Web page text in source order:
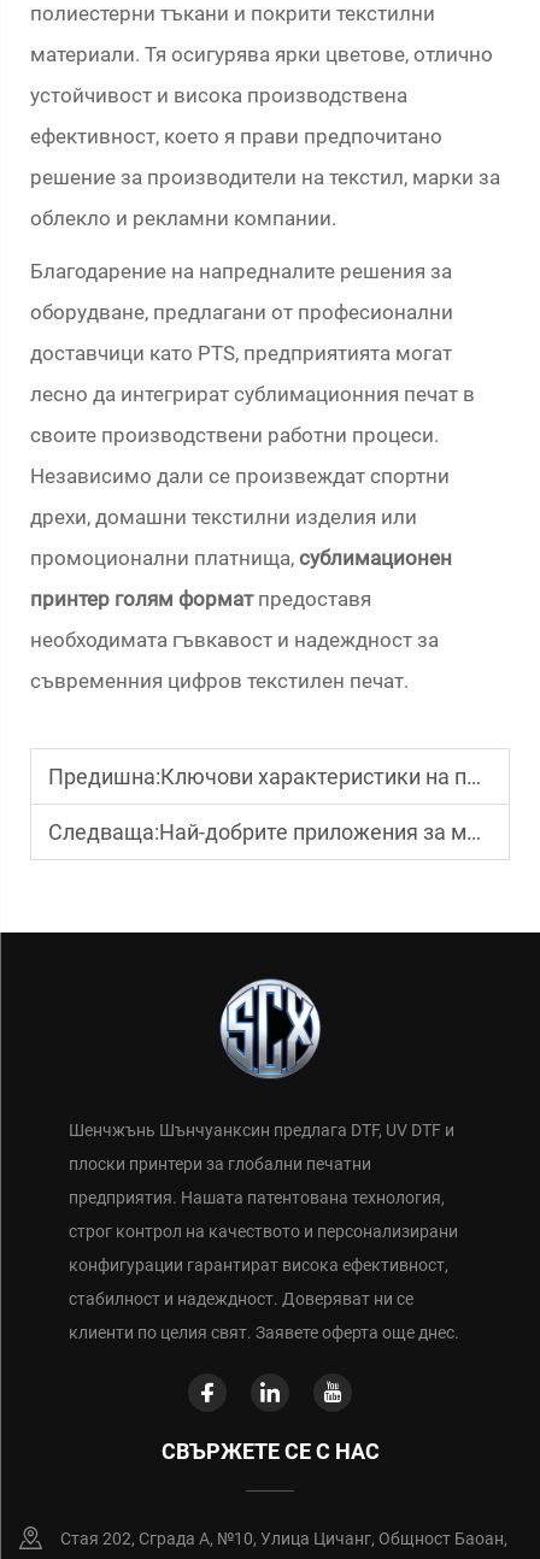
полиестерни тъкани и покрити текстилни
материали. Тя осигурява ярки цветове, отлично
устойчивост и висока производствена
ефективност, което я прави предпочитано
решение за производители на текстил, марки за
облекло и рекламни компании.
Благодарение на напредналите решения за
оборудване, предлагани от професионални
доставчици като PTS, предприятията могат
лесно да интегрират сублимационния печат в
своите производствени работни процеси.
Независимо дали се произвеждат спортни
дрехи, домашни текстилни изделия или
промоционални платнища, сублимационен
принтер голям формат предоставя
необходимата гъвкавост и надеждност за
съвременния цифров текстилен печат.
Предишна:Ключови характеристики на принтер за вълнообразни кутии
Следваща:Най-добрите приложения за малък UV принтер
Шенчжънь Шънчуанксин предлага DTF, UV DTF и
плоски принтери за глобални печатни
предприятия. Нашата патентована технология,
строг контрол на качеството и персонализирани
конфигурации гарантират висока ефективност,
стабилност и надеждност. Доверяват ни се
клиенти по целия свят. Заявете оферта още днес.
СВЪРЖЕТЕ СЕ С НАС
Стая 202, Сграда А, №10, Улица Цичанг, Общност Баоан,